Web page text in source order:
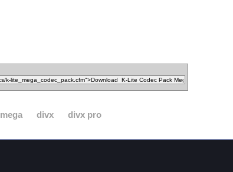
mega divx divx pro